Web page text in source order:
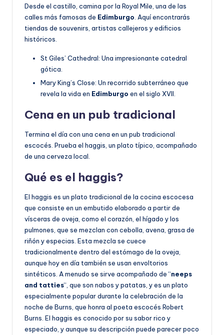
Desde el castillo, camina por la Royal Mile, una de las
calles más famosas de Edimburgo . Aquí encontrarás
tiendas de souvenirs, artistas callejeros y edificios
históricos.
St Giles’ Cathedral: Una impresionante catedral
gótica.
Mary King’s Close: Un recorrido subterráneo que
revela la vida en Edimburgo en el siglo XVII.
Cena en un pub tradicional
Termina el día con una cena en un pub tradicional
escocés. Prueba el haggis, un plato típico, acompañado
de una cerveza local.
Qué es el haggis?
El haggis es un plato tradicional de la cocina escocesa
que consiste en un embutido elaborado a partir de
vísceras de oveja, como el corazón, el hígado y los
pulmones, que se mezclan con cebolla, avena, grasa de
riñón y especias. Esta mezcla se cuece
tradicionalmente dentro del estómago de la oveja,
aunque hoy en día también se usan envoltorios
sintéticos. A menudo se sirve acompañado de “neeps
and tatties“, que son nabos y patatas, y es un plato
especialmente popular durante la celebración de la
noche de Burns, que honra al poeta escocés Robert
Burns. El haggis es conocido por su sabor rico y
especiado, y aunque su descripción puede parecer poco